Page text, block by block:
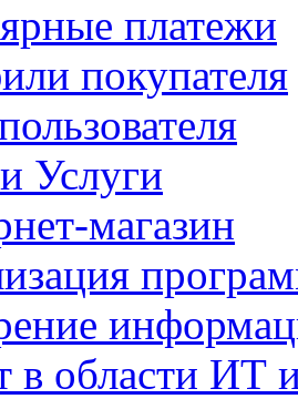
платежи
покупателя
Услуги
магазин
в области ИТ